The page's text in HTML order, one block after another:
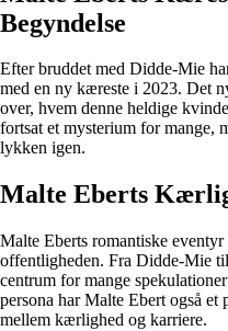
Begyndelse
Efter bruddet med Didde-Mie
med en ny kæreste i 2023. Det
over, hvem denne heldige
fortsat et mysterium for mange,
lykken igen.
Malte Eberts
Malte Eberts romantiske
offentligheden. Fra Didde-Mie
centrum for mange
persona har Malte Ebert også
mellem kærlighed og karriere.